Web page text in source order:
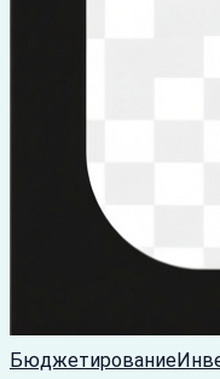
Бюджетирование